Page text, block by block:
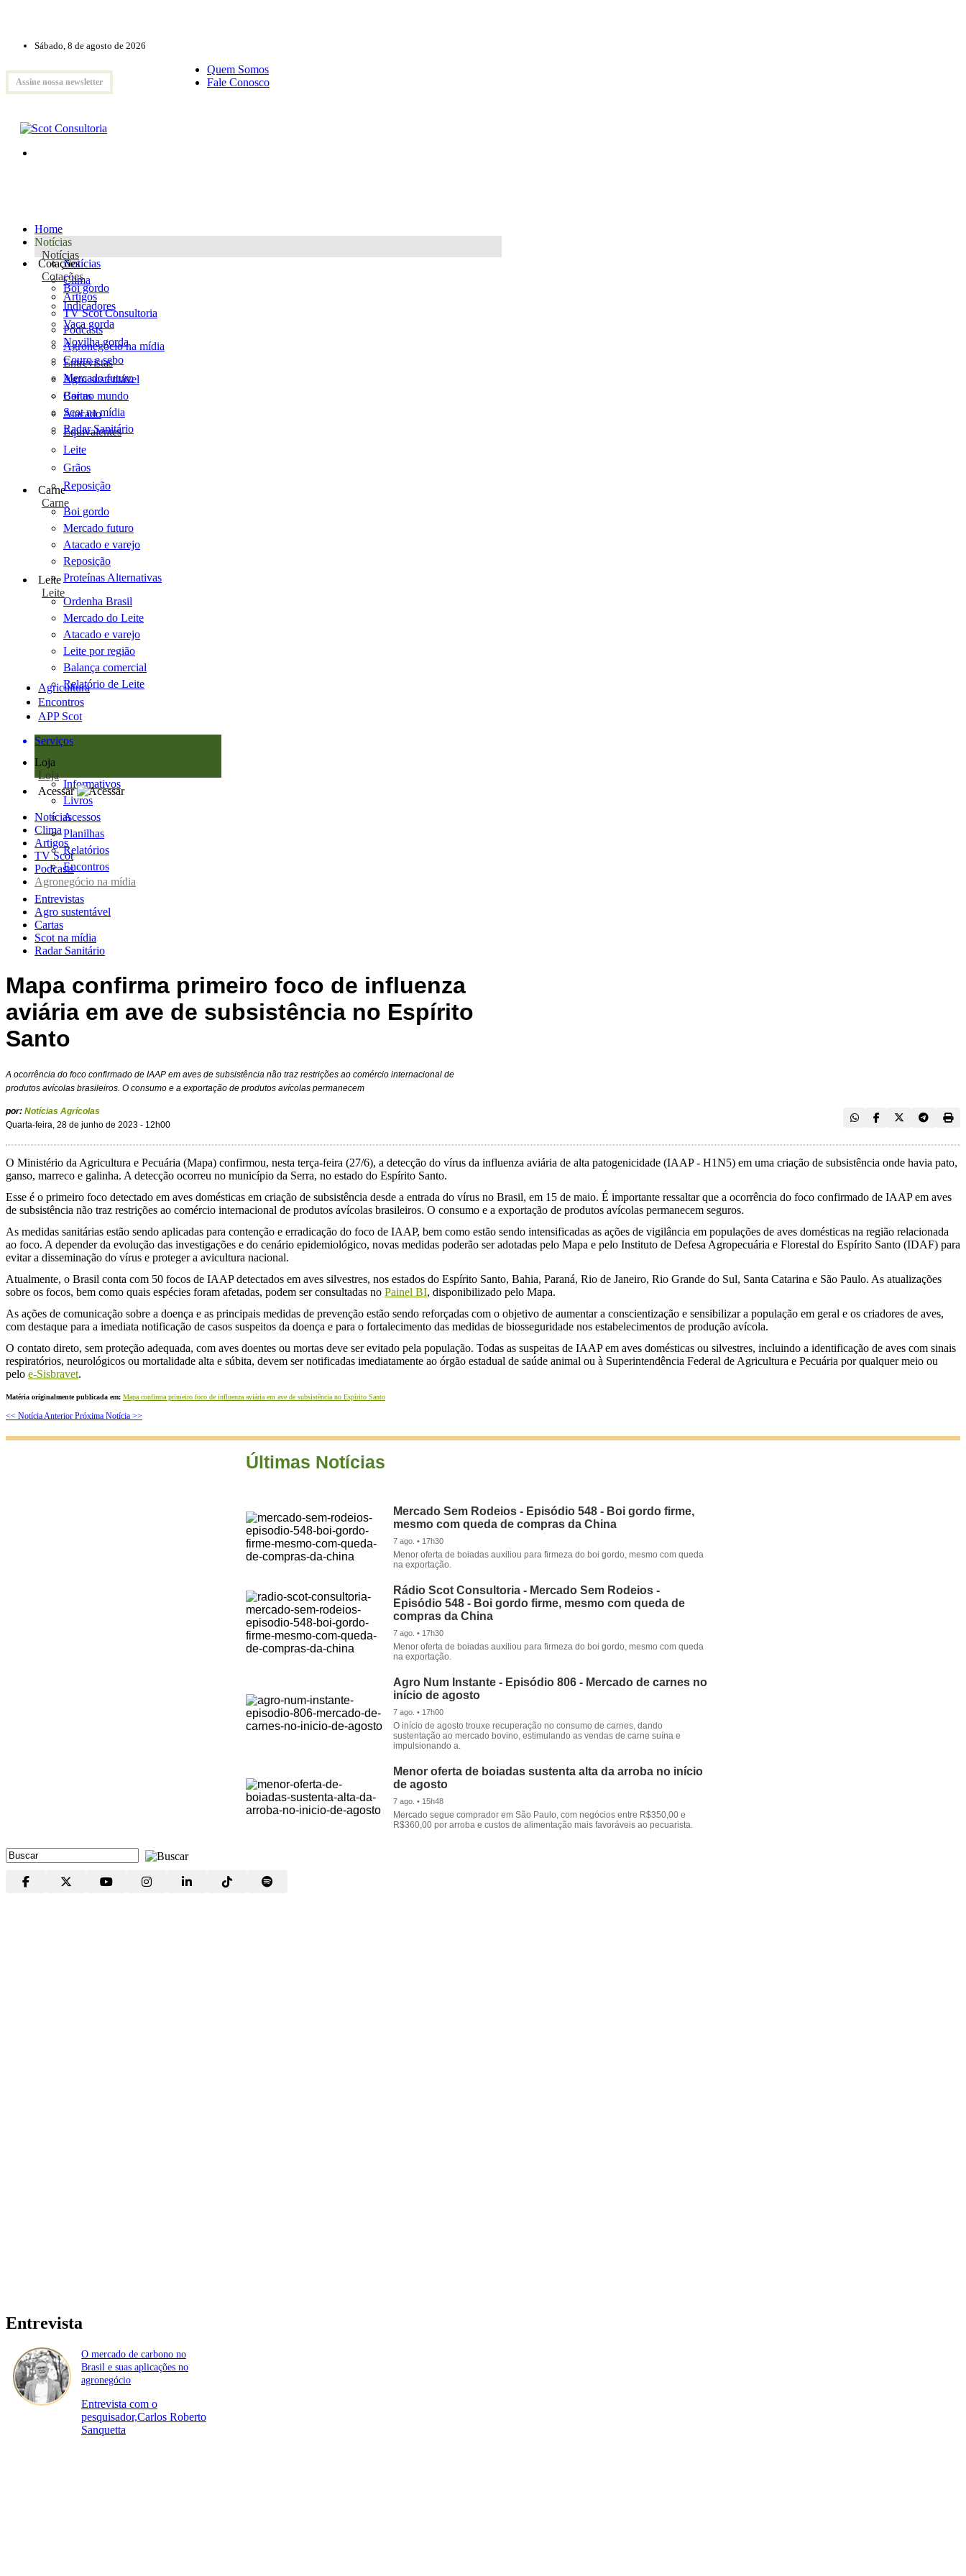
Sábado, 8 de agosto de 2026
Assine nossa newsletter
Quem Somos
Fale Conosco
Home
Notícias
Notícias
Notícias
Clima
Artigos
TV Scot Consultoria
Podcasts
Agronegócio na mídia
Entrevistas
Agro sustentável
Cartas
Scot na mídia
Radar Sanitário
Cotações
Cotações
Boi gordo
Indicadores
Vaca gorda
Novilha gorda
Couro e sebo
Mercado futuro
Boi no mundo
Atacado
Equivalentes
Leite
Grãos
Reposição
Carne
Carne
Boi gordo
Mercado futuro
Atacado e varejo
Reposição
Proteínas Alternativas
Leite
Leite
Ordenha Brasil
Mercado do Leite
Atacado e varejo
Leite por região
Balança comercial
Relatório de Leite
Agricultura
Encontros
APP Scot
Serviços
Loja
Loja
Informativos
Livros
Acessos
Planilhas
Relatórios
Encontros
Acessar
Notícias
Clima
Artigos
TV Scot
Podcasts
Agronegócio na mídia
Entrevistas
Agro sustentável
Cartas
Scot na mídia
Radar Sanitário
Mapa confirma primeiro foco de influenza
aviária em ave de subsistência no Espírito
Santo
A ocorrência do foco confirmado de IAAP em aves de subsistência não traz restrições ao comércio internacional de
produtos avícolas brasileiros. O consumo e a exportação de produtos avícolas permanecem
por: Notícias Agrícolas
Quarta-feira, 28 de junho de 2023 - 12h00
O Ministério da Agricultura e Pecuária (Mapa) confirmou, nesta terça-feira (27/6), a detecção do vírus da influenza aviária de alta patogenicidade (IAAP - H1N5) em uma criação de subsistência onde havia pato,
ganso, marreco e galinha. A detecção ocorreu no município da Serra, no estado do Espírito Santo.
Esse é o primeiro foco detectado em aves domésticas em criação de subsistência desde a entrada do vírus no Brasil, em 15 de maio. É importante ressaltar que a ocorrência do foco confirmado de IAAP em aves
de subsistência não traz restrições ao comércio internacional de produtos avícolas brasileiros. O consumo e a exportação de produtos avícolas permanecem seguros.
As medidas sanitárias estão sendo aplicadas para contenção e erradicação do foco de IAAP, bem como estão sendo intensificadas as ações de vigilância em populações de aves domésticas na região relacionada
ao foco. A depender da evolução das investigações e do cenário epidemiológico, novas medidas poderão ser adotadas pelo Mapa e pelo Instituto de Defesa Agropecuária e Florestal do Espírito Santo (IDAF) para
evitar a disseminação do vírus e proteger a avicultura nacional.
Atualmente, o Brasil conta com 50 focos de IAAP detectados em aves silvestres, nos estados do Espírito Santo, Bahia, Paraná, Rio de Janeiro, Rio Grande do Sul, Santa Catarina e São Paulo. As atualizações
sobre os focos, bem como quais espécies foram afetadas, podem ser consultadas no Painel BI, disponibilizado pelo Mapa.
As ações de comunicação sobre a doença e as principais medidas de prevenção estão sendo reforçadas com o objetivo de aumentar a conscientização e sensibilizar a população em geral e os criadores de aves,
com destaque para a imediata notificação de casos suspeitos da doença e para o fortalecimento das medidas de biosseguridade nos estabelecimentos de produção avícola.
O contato direto, sem proteção adequada, com aves doentes ou mortas deve ser evitado pela população. Todas as suspeitas de IAAP em aves domésticas ou silvestres, incluindo a identificação de aves com sinais
respiratórios, neurológicos ou mortalidade alta e súbita, devem ser notificadas imediatamente ao órgão estadual de saúde animal ou à Superintendência Federal de Agricultura e Pecuária por qualquer meio ou
pelo e-Sisbravet.
Matéria originalmente publicada em: Mapa confirma primeiro foco de influenza aviária em ave de subsistência no Espírito Santo
<< Notícia Anterior Próxima Notícia >>
Últimas Notícias
Mercado Sem Rodeios - Episódio 548 - Boi gordo firme,
mesmo com queda de compras da China
7 ago. • 17h30
Menor oferta de boiadas auxiliou para firmeza do boi gordo, mesmo com queda
na exportação.
Rádio Scot Consultoria - Mercado Sem Rodeios -
Episódio 548 - Boi gordo firme, mesmo com queda de
compras da China
7 ago. • 17h30
Menor oferta de boiadas auxiliou para firmeza do boi gordo, mesmo com queda
na exportação.
Agro Num Instante - Episódio 806 - Mercado de carnes no
início de agosto
7 ago. • 17h00
O início de agosto trouxe recuperação no consumo de carnes, dando
sustentação ao mercado bovino, estimulando as vendas de carne suína e
impulsionando a.
Menor oferta de boiadas sustenta alta da arroba no início
de agosto
7 ago. • 15h48
Mercado segue comprador em São Paulo, com negócios entre R$350,00 e
R$360,00 por arroba e custos de alimentação mais favoráveis ao pecuarista.
Entrevista
O mercado de carbono no
Brasil e suas aplicações no
agronegócio
Entrevista com o
pesquisador,Carlos Roberto
Sanquetta